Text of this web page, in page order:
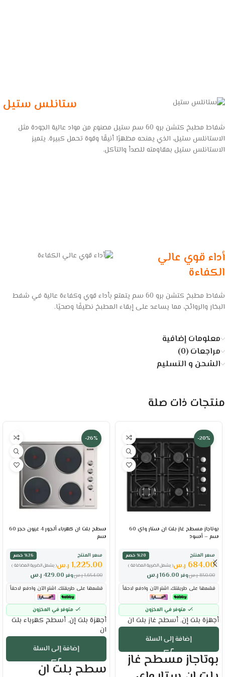
ستانلس ستيل
شفاط مطبخ كتشن برو 60 سم ستيل مصنوع من مواد عالية الجودة مثل
الاستانلس ستيل، الذي يمنحه مظهرًا أنيقًا وقوة تحمل كبيرة. يتميز
الاستانلس ستيل بمقاومته للصدأ والتآكل.
أداء قوي عالي
الكفاءة
شفاط مطبخ كتشن برو 60 سم يتمتع بأداء قوي وكفاءة عالية في شفط
البخار والروائح، مما يساعد على إبقاء المطبخ نظيفًا وصحيًا.
معلومات إضافية
مراجعات (0)
الشحن و التسليم
منتجات ذات صلة
-20%
بوتاجاز مسطح غاز بلت ان ستار واي 60
سم – أسود
سعر المنتج
٪20 خصم
( يشمل الضريبة المضافة )
684.00 ر.س
وفر 166.00ر.س 850.00 ر.س
قسّمها على طريقتك. اشترِ الآن وادفع لاحقاً
متوفر في المخزون
أجهزة بلت إن, أسطح غاز بلت ان
إضافة إلى السلة
بوتاجاز مسطح غاز
-26%
سطح بلت ان كهرباء ألجور 4 عيون حجر 60
سم
سعر المنتج
٪26 خصم
( يشمل الضريبة المضافة )
1,225.00 ر.س
وفر 429.00 ر.س 1,654.00 ر.س
قسّمها على طريقتك. اشترِ الآن وادفع لاحقاً
متوفر في المخزون
أجهزة بلت إن, أسطح كهرباء بلت
ان
إضافة إلى السلة
سطح بلت ان